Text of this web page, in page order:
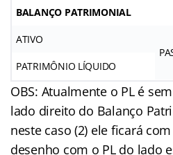
BALANÇO PATRIMONIAL
ATIVO
PATRIMÔNIO LÍQUIDO
OBS: Atualmente o PL é
lado direito do Balanço
neste caso (2) ele ficará
desenho com o PL do lado